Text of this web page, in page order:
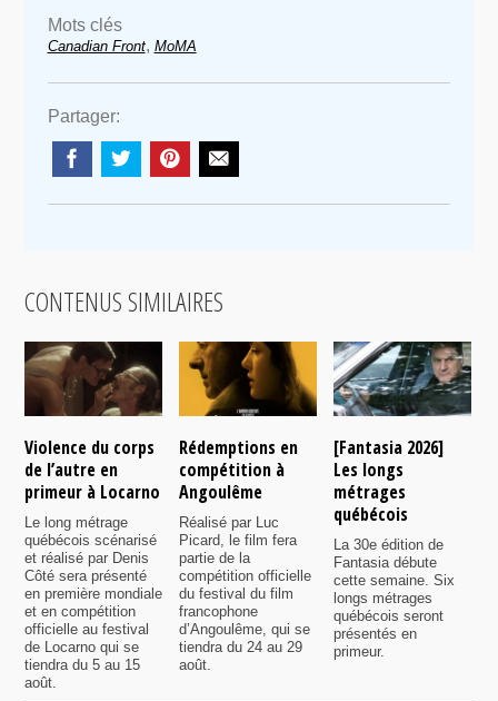
Mots clés
Canadian Front, MoMA
Partager:
CONTENUS SIMILAIRES
Violence du corps
de l’autre en
primeur à Locarno
Le long métrage
québécois scénarisé
et réalisé par Denis
Côté sera présenté
en première mondiale
et en compétition
officielle au festival
de Locarno qui se
tiendra du 5 au 15
août.
Rédemptions en
compétition à
Angoulême
Réalisé par Luc
Picard, le film fera
partie de la
compétition officielle
du festival du film
francophone
d’Angoulême, qui se
tiendra du 24 au 29
août.
[Fantasia 2026]
Les longs
métrages
québécois
La 30e édition de
Fantasia débute
cette semaine. Six
longs métrages
québécois seront
présentés en
primeur.